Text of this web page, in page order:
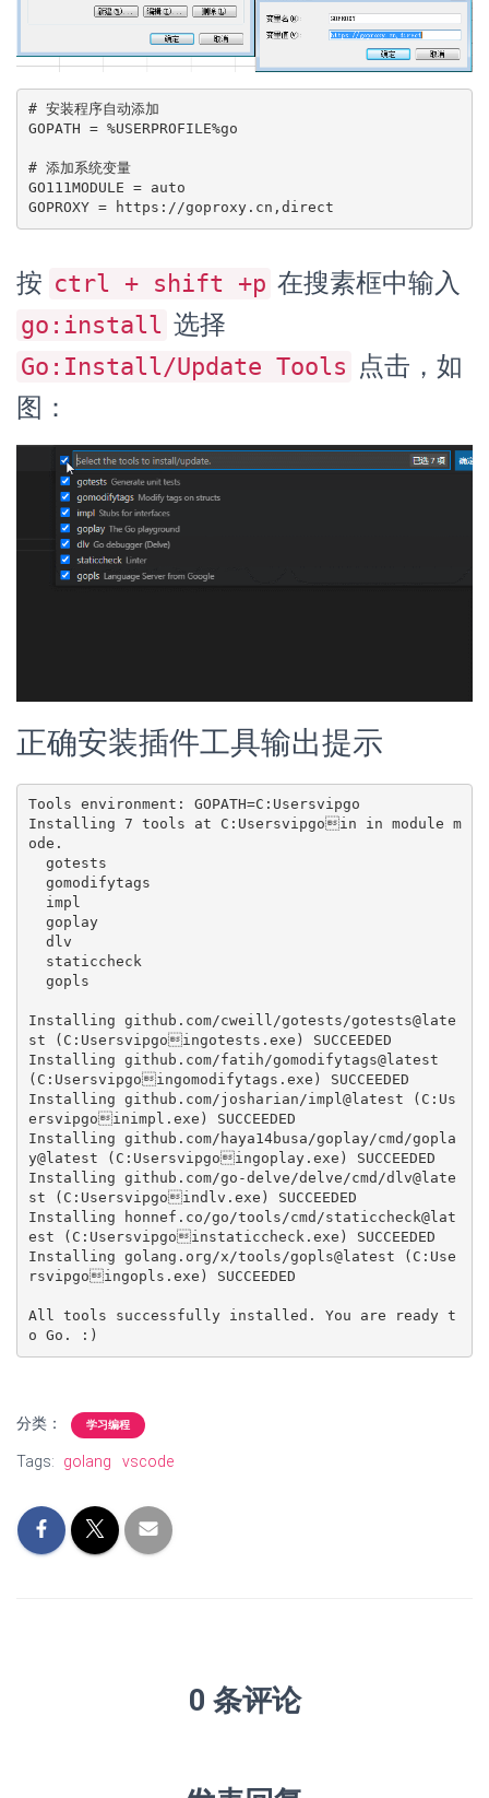
# 安装程序自动添加
GOPATH = %USERPROFILE%go
# 添加系统变量
GO111MODULE = auto
GOPROXY = https://goproxy.cn,direct
按 ctrl + shift +p 在搜素框中输入
go:install 选择
Go:Install/Update Tools 点击，如
图：
正确安装插件工具输出提示
Tools environment: GOPATH=C:Usersvipgo
Installing 7 tools at C:Usersvipgoin in module m
ode.
Installing github.com/cweill/gotests/gotests@late
st (C:Usersvipgoingotests.exe) SUCCEEDED
Installing github.com/fatih/gomodifytags@latest
(C:Usersvipgoingomodifytags.exe) SUCCEEDED
Installing github.com/josharian/impl@latest (C:Us
ersvipgoinimpl.exe) SUCCEEDED
Installing github.com/haya14busa/goplay/cmd/gopla
y@latest (C:Usersvipgoingoplay.exe) SUCCEEDED
Installing github.com/go-delve/delve/cmd/dlv@late
st (C:Usersvipgoindlv.exe) SUCCEEDED
Installing honnef.co/go/tools/cmd/staticcheck@lat
est (C:Usersvipgoinstaticcheck.exe) SUCCEEDED
Installing golang.org/x/tools/gopls@latest (C:Use
rsvipgoingopls.exe) SUCCEEDED
All tools successfully installed. You are ready t
o Go. :)
分类： 学习编程
Tags: golang vscode
0 条评论